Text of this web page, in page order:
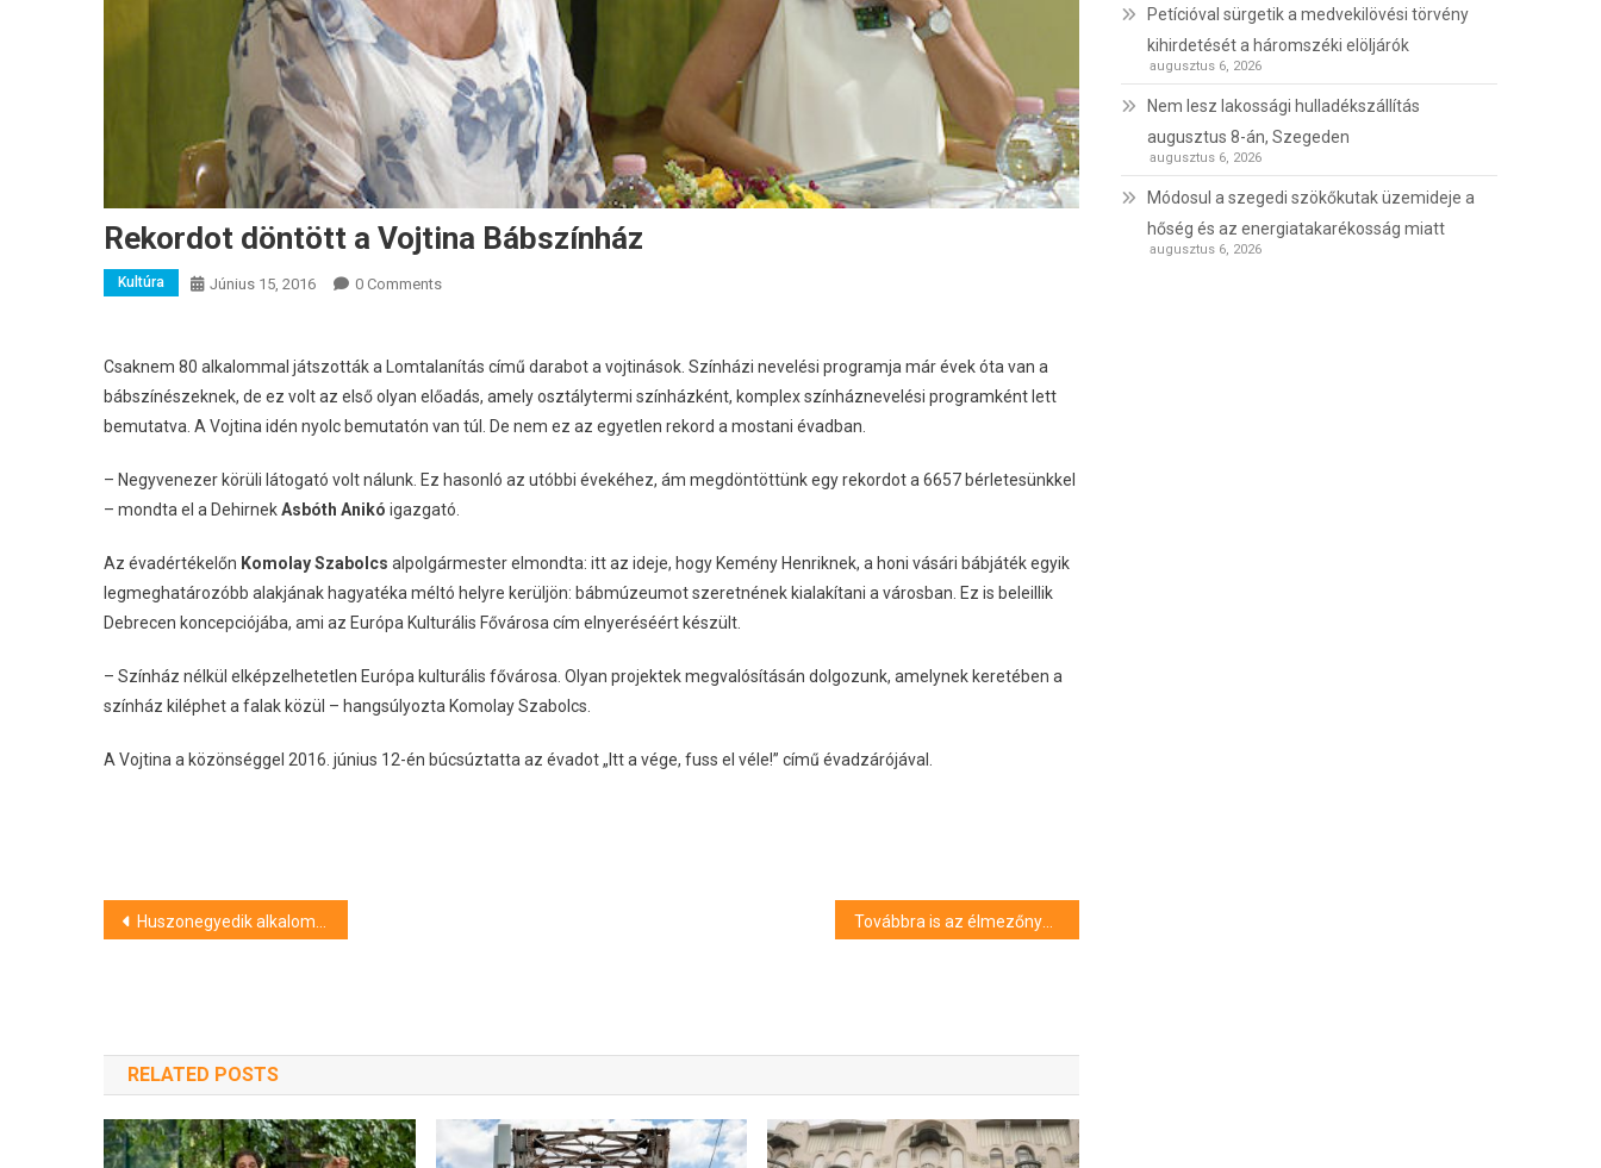
Rekordot döntött a Vojtina Bábszínház
Kultúra Június 15, 2016 0 Comments
Csaknem 80 alkalommal játszották a Lomtalanítás című darabot a vojtinások. Színházi nevelési programja már évek óta van a
bábszínészeknek, de ez volt az első olyan előadás, amely osztálytermi színházként, komplex színháznevelési programként lett
bemutatva. A Vojtina idén nyolc bemutatón van túl. De nem ez az egyetlen rekord a mostani évadban.
– Negyvenezer körüli látogató volt nálunk. Ez hasonló az utóbbi évekéhez, ám megdöntöttünk egy rekordot a 6657 bérletesünkkel
– mondta el a DehirnekAsbóth Anikó igazgató.
Az évadértékelőn Komolay Szabolcs alpolgármester elmondta: itt az ideje, hogy Kemény Henriknek, a honi vásári bábjáték egyik
legmeghatározóbb alakjának hagyatéka méltó helyre kerüljön: bábmúzeumot szeretnének kialakítani a városban. Ez is beleillik
Debrecen koncepciójába, ami az Európa Kulturális Fővárosa cím elnyeréséért készült.
– Színház nélkül elképzelhetetlen Európa kulturális fővárosa. Olyan projektek megvalósításán dolgozunk, amelynek keretében a
színház kiléphet a falak közül – hangsúlyozta Komolay Szabolcs.
A Vojtina a közönséggel 2016. június 12-én búcsúztatta az évadot „Itt a vége, fuss el véle!” című évadzárójával.
Bejegyzés
Huszonegyedik alkalommal rendeztek Debrecenben néptáncfesztivált
RELATED POSTS
Petícióval sürgetik a medvekilövési törvény
kihirdetését a háromszéki elöljárók
augusztus 6, 2026
Nem lesz lakossági hulladékszállítás
augusztus 8-án, Szegeden
augusztus 6, 2026
Módosul a szegedi szökőkutak üzemideje a
hőség és az energiatakarékosság miatt
augusztus 6, 2026